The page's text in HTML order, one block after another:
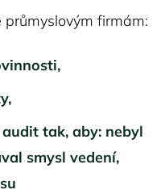
firmám:
tak, aby: nebyl
smysl vedení,